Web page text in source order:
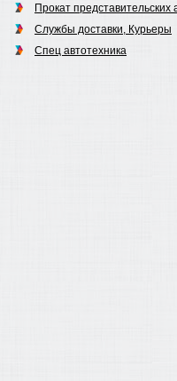
Прокат представительских
Службы доставки, Курьеры
Спец автотехника